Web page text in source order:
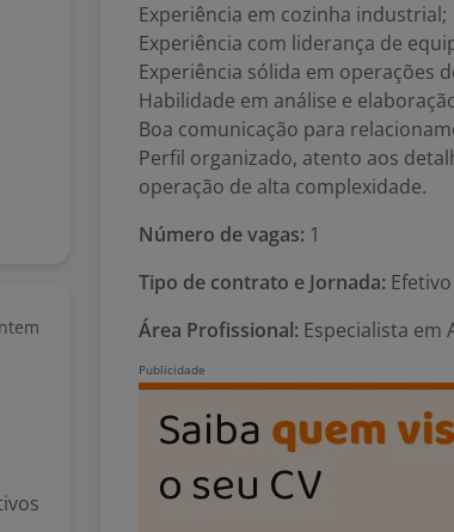
Experiência em cozinha industrial;
Experiência com liderança de
Experiência sólida em operações
Habilidade em análise e
Boa comunicação para
Perfil organizado, atento aos
operação de alta complexidade.
Número de vagas: 1
Tipo de contrato e Jornada:
Área Profissional: Especialista em